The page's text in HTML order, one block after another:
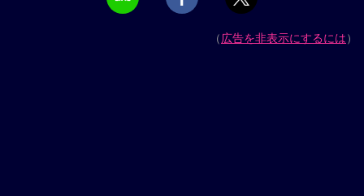
（広告を非表示にするには）